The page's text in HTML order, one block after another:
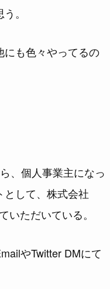
。
も色々やってるの
、個人事業主になっ
して、株式会社
いただいている。
やTwitter DMにて